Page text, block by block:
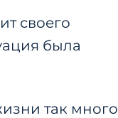
своего
была
так много